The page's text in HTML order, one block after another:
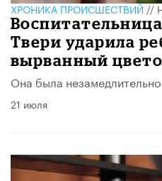
ХРОНИКА ПРОИСШЕСТВИЙ//
Твери ударила
вырванный
Она была
21 июля